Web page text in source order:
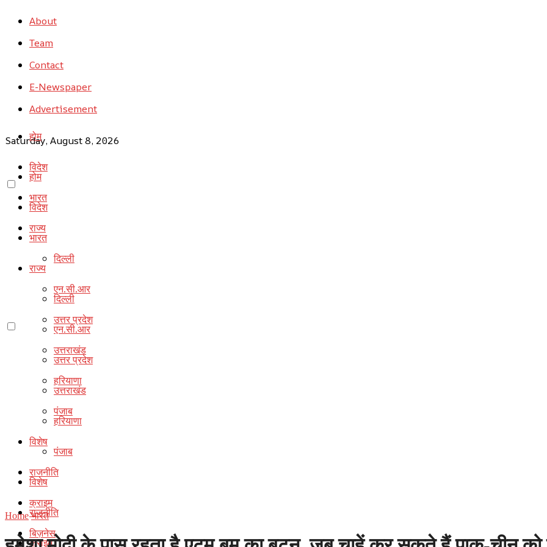
About
Team
Contact
E-Newspaper
Advertisement
Saturday, August 8, 2026
होम
विदेश
भारत
राज्य
दिल्ली
एन.सी.आर
उत्तर प्रदेश
उत्तराखंड
हरियाणा
पंजाब
विशेष
राजनीति
क्राइम
बिज़नेस
होम
विदेश
भारत
राज्य
दिल्ली
एन.सी.आर
उत्तर प्रदेश
उत्तराखंड
हरियाणा
पंजाब
विशेष
राजनीति
क्राइम
Home भारत